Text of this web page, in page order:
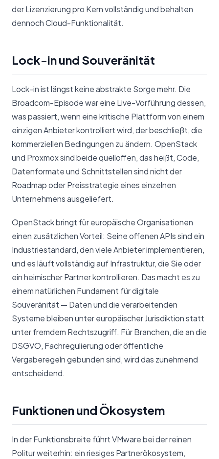
der Lizenzierung pro Kern vollständig und behalten
dennoch Cloud-Funktionalität.
Lock-in und Souveränität
Lock-in ist längst keine abstrakte Sorge mehr. Die
Broadcom-Episode war eine Live-Vorführung dessen,
was passiert, wenn eine kritische Plattform von einem
einzigen Anbieter kontrolliert wird, der beschließt, die
kommerziellen Bedingungen zu ändern. OpenStack
und Proxmox sind beide quelloffen, das heißt, Code,
Datenformate und Schnittstellen sind nicht der
Roadmap oder Preisstrategie eines einzelnen
Unternehmens ausgeliefert.
OpenStack bringt für europäische Organisationen
einen zusätzlichen Vorteil: Seine offenen APIs sind ein
Industriestandard, den viele Anbieter implementieren,
und es läuft vollständig auf Infrastruktur, die Sie oder
ein heimischer Partner kontrollieren. Das macht es zu
einem natürlichen Fundament für digitale
Souveränität — Daten und die verarbeitenden
Systeme bleiben unter europäischer Jurisdiktion statt
unter fremdem Rechtszugriff. Für Branchen, die an die
DSGVO, Fachregulierung oder öffentliche
Vergaberegeln gebunden sind, wird das zunehmend
entscheidend.
Funktionen und Ökosystem
In der Funktionsbreite führt VMware bei der reinen
Politur weiterhin: ein riesiges Partnerökosystem,